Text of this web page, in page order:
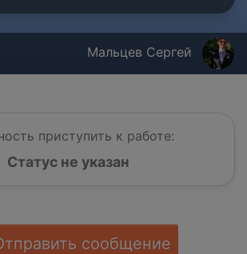
Мальцев Сергей
приступить к работе:
Статус не указан
сообщение